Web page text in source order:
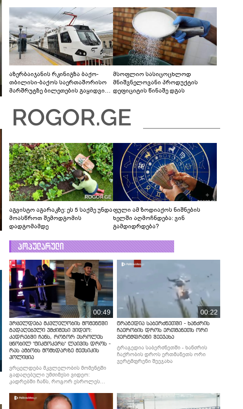
აზერბაიჯანის რკინიგზა ბაქო-
თბილისი-ბაქოს საერთაშორისო
მარშრუტზე ბილეთების გაყიდვის
მსოფლიო სასიცოცხლოდ
მნიშვნელოვანი პროდუქტის
დეფიციტის წინაშე დგას
აგვისტო აგარაკზე: ეს 5 საქმე უნდა
მოასწროთ შემოდგომის
დადგომამდე
ფული ამ ზოდიაქოს ნიშნების
ხელში აღმოჩნდება: ვინ
გამდიდრდება?
პოპულარული
00:49
ვრცელდება მკვლელობის მომენტში
გადაღებული უმძიმესი ვიდეო:
კადრებში ჩანს, როგორ ესროლეს
ცნობილ "ტიკტოკერს" ლაივის დროს -
რას ამბობს მომხდარზე მექსიკის
პოლიცია
ვრცელდება მკვლელობის მომენტში
გადაღებული უმძიმესი ვიდეო:
კადრებში ჩანს, როგორ ესროლეს
რას ამბობს მომხდარზე მექსიკის
პოლიცია
00:22
ტრაგედია საბერძნეთში - ხანძრის
ჩაქრობის დროს ერთმანეთს ორი
ვერტმფრენი შეეჯახა
ტრაგედია საბერძნეთში - ხანძრის
ჩაქრობის დროს ერთმანეთს ორი
ვერტმფრენი შეეჯახა